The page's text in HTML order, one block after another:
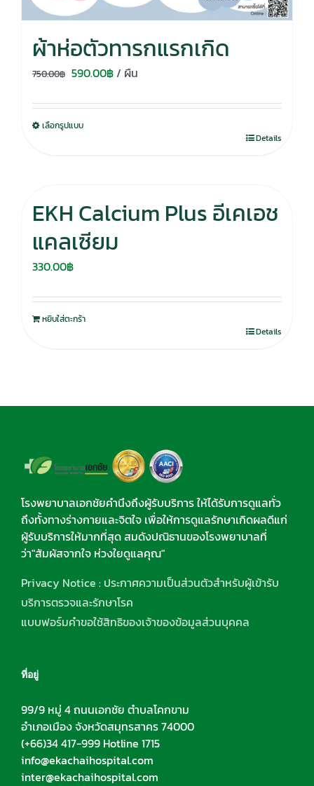
ผ้าห่อตัวทารกแรกเกิด
750.00฿ Original
was:
750.00฿.
590.00฿Current
is:
/ ผืน
เลือกรูปแบบ
Details
EKH Calcium Plus อีเคเอช
แคลเซียม
330.00฿
หยิบใส่ตะกร้า
Details
โรงพยาบาลเอกชัยคำนึงถึงผู้รับบริการ ให้ได้รับการดูแลทั่ว
ถึงทั้งทางร่างกายและจิตใจ เพื่อให้การดูแลรักษาเกิดผลดีแก่
ผู้รับบริการให้มากที่สุด สมดังปณิธานของโรงพยาบาลที่
ว่า"สัมผัสจากใจ ห่วงใยดูแลคุณ"
Privacy Notice : ประกาศความเป็นส่วนตัวสำหรับผู้เข้ารับ
บริการตรวจและรักษาโรค
แบบฟอร์มคำขอใช้สิทธิของเจ้าของข้อมูลส่วนบุคคล
ที่อยู่
99/9 หมู่ 4 ถนนเอกชัย ตำบลโคกขาม
อำเภอเมือง จังหวัดสมุทรสาคร 74000
(+66)34 417-999 Hotline 1715
info@ekachaihospital.com
inter@ekachaihospital.com